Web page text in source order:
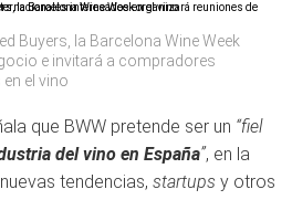
Buyers, la Barcelona Wine Week
e invitará a compradores
el vino
que BWW pretende ser un “fiel
del vino en España”, en la
tendencias, startups y otros